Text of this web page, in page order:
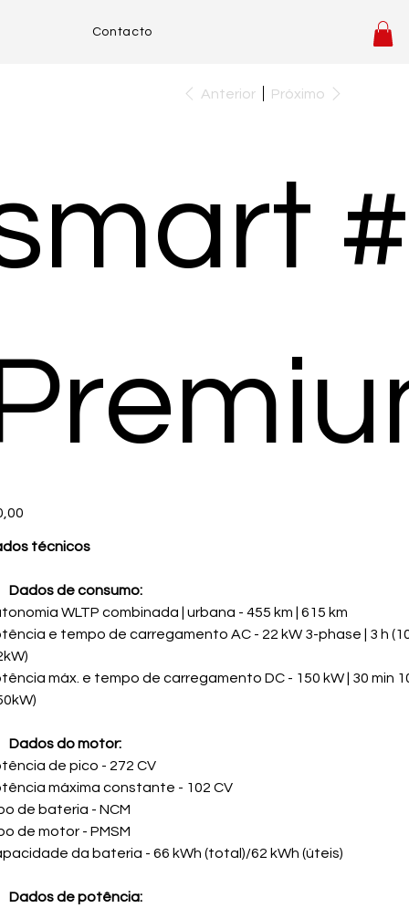
Contacto
Anterior Próximo
técnicos
Dados de consumo:
WLTP combinada | urbana - 455 km | 615 km
e tempo de carregamento AC - 22 kW 3-phase | 3 h
máx. e tempo de carregamento DC - 150 kW | 30 min
Dados do motor:
de pico - 272 CV
máxima constante - 102 CV
de bateria - NCM
de motor - PMSM
da bateria - 66 kWh (total)/62 kWh (úteis)
Dados de potência: